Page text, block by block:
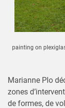
painting on
Marianne Plo
zones
de formes, de